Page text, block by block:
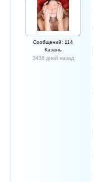
Сообщений: 114
Казань
3438 дней назад